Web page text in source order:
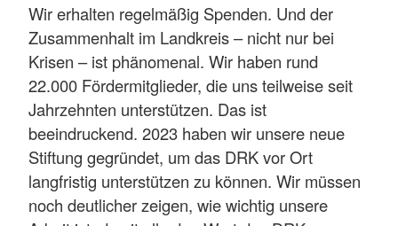
Wir erhalten regelmäßig Spenden. Und der
Zusammenhalt im Landkreis – nicht nur bei
Krisen – ist phänomenal. Wir haben rund
22.000 Fördermitglieder, die uns teilweise seit
Jahrzehnten unterstützen. Das ist
beeindruckend. 2023 haben wir unsere neue
Stiftung gegründet, um das DRK vor Ort
langfristig unterstützen zu können. Wir müssen
noch deutlicher zeigen, wie wichtig unsere